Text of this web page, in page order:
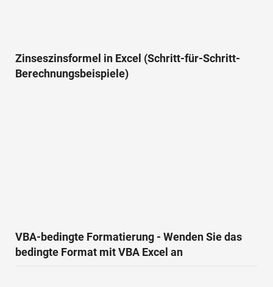
Zinseszinsformel in Excel (Schritt-für-Schritt-
Berechnungsbeispiele)
VBA-bedingte Formatierung - Wenden Sie das
bedingte Format mit VBA Excel an